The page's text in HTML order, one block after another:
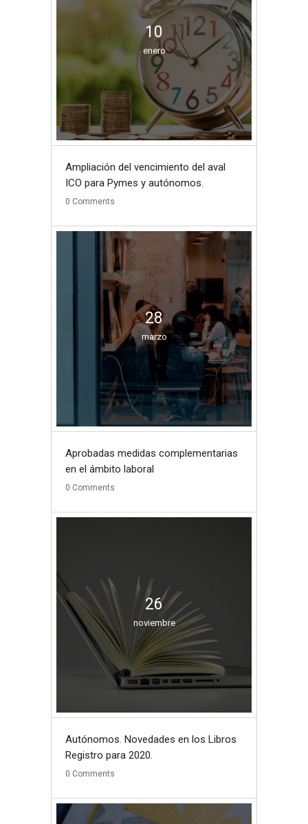
10
enero
Ampliación del vencimiento del aval
ICO para Pymes y autónomos.
0 Comments
28
marzo
Aprobadas medidas complementarias
en el ámbito laboral
0 Comments
26
noviembre
Autónomos. Novedades en los Libros
Registro para 2020.
0 Comments